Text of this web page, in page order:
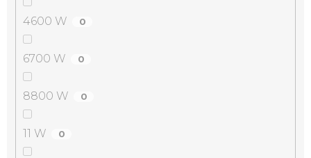
4600 W 0
6700 W 0
8800 W 0
11 W 0